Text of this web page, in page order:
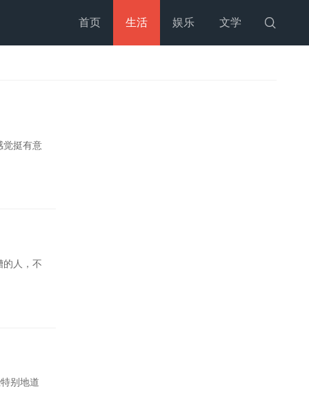

首页 生活 娱乐 文学
觉挺有意
的人，不
别地道